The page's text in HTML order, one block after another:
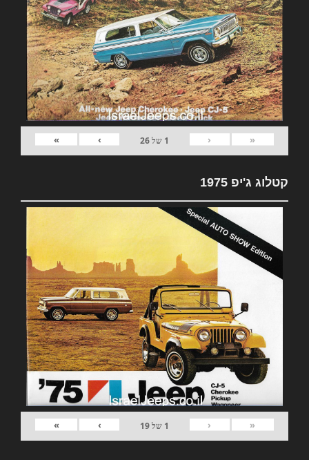
«
‹
1 של26
›
»
קטלוג ג'יפ 1975
«
‹
1 של19
›
»